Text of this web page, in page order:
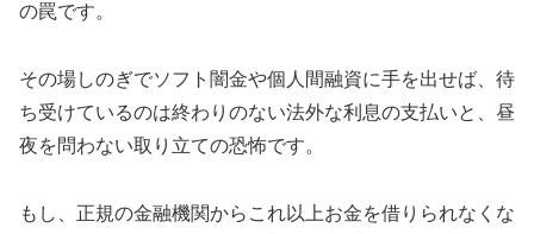
の罠です。
その場しのぎでソフト闇金や個人間融資に手を出せば、待
ち受けているのは終わりのない法外な利息の支払いと、昼
夜を問わない取り立ての恐怖です。
もし、正規の金融機関からこれ以上お金を借りられなくな